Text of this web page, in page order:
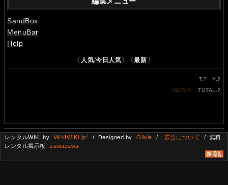
SandBox
MenuBar
Help
〔 人気/今日人気〕〔最新〕
T.? Y.?
NOW.? TOTAL.?
レンタルWIKI by WIKIWIKI.jp* / Designed by Olivia / 広告について
/ 無料
レンタル掲示板
zawazawa